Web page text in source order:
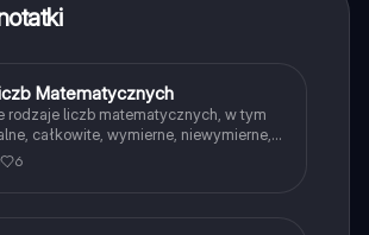
otrzymać za darmo. Dodatkowo
Knowunity Premium, która pozwala
Matematycznych
rodzaje liczb matematycznych, w tym
całkowite, wymierne, niewymierne,
ich właściwości. Zrozumienie tych
kluczowe dla dalszej nauki
6